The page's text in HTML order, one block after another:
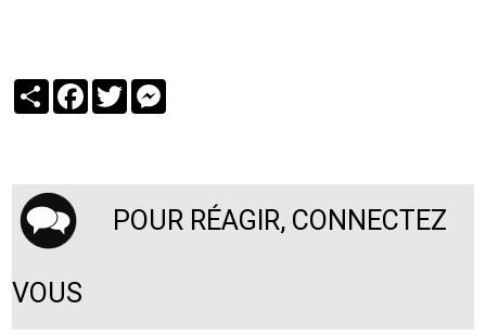
PartagerFacebook
Twitter
POUR RÉAGIR, CONNECTEZ
VOUS